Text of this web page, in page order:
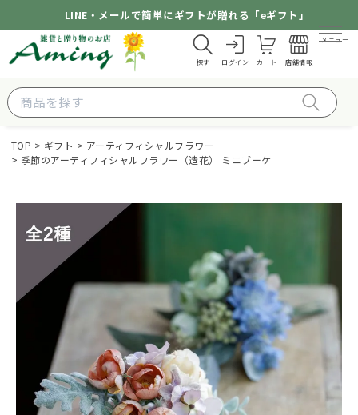
LINE・メールで簡単にギフトが贈れる「eギフト」
探す ログイン カート 店舗情報
メニュー
TOP ギフト
アーティフィシャルフラワー
季節のアーティフィシャルフラワー（造花） ミニブーケ